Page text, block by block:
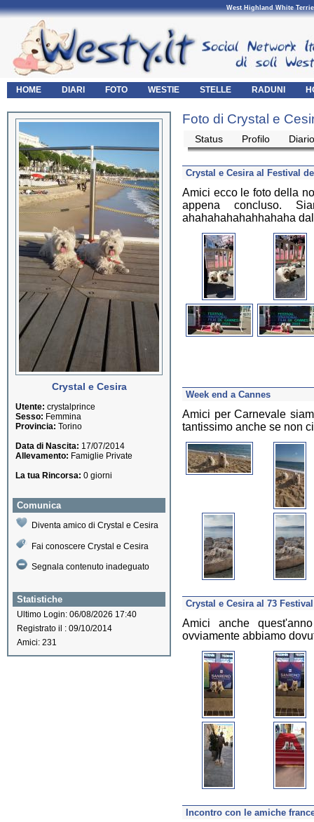
West Highland White
HOME DIARI FOTO WESTIE STELLE RADUNI
Crystal e Cesira
Utente: crystalprince
Sesso: Femmina
Provincia: Torino
Data di Nascita: 17/07/2014
Allevamento: Famiglie Private
La tua Rincorsa: 0 giorni
Comunica
Diventa amico di Crystal e Cesira
Fai conoscere Crystal e Cesira
Segnala contenuto inadeguato
Statistiche
Ultimo Login: 06/08/2026 17:40
Registrato il : 09/10/2014
Amici: 231
Foto di Crystal e
Status Profilo Diario
Crystal e Cesira al Festival
Amici ecco le foto della
appena concluso.
ahahahahahahhahaha
Week end a Cannes
Amici per Carnevale
tantissimo anche se non
Crystal e Cesira al 73
Amici anche
ovviamente abbiamo
Incontro con le amiche